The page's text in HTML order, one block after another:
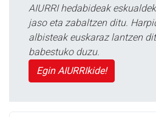
AIURRI hedabideak
jaso eta zabaltzen ditu.
albisteak euskaraz lantzen
babestuko duzu.
Egin AIURRIkide!